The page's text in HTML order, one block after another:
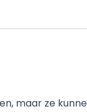
maar ze